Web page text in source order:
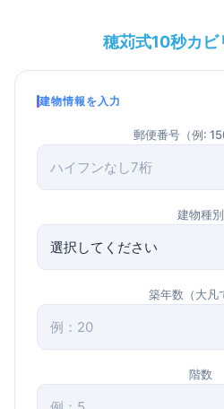
穂苅式10秒カビ
建物情報を入力
郵便番号（例:
建物種別
築年数（大凡
階数